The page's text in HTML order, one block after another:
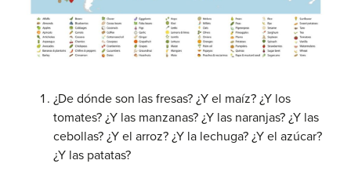
¿De dónde son las fresas? ¿Y el maíz? ¿Y los
tomates? ¿Y las manzanas? ¿Y las naranjas? ¿Y las
cebollas? ¿Y el arroz? ¿Y la lechuga? ¿Y el azúcar?
¿Y las patatas?